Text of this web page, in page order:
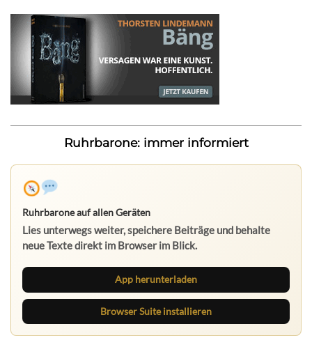
Ruhrbarone: immer informiert
Ruhrbarone auf allen Geräten
Lies unterwegs weiter, speichere Beiträge und behalte
neue Texte direkt im Browser im Blick.
App herunterladen
Browser Suite installieren